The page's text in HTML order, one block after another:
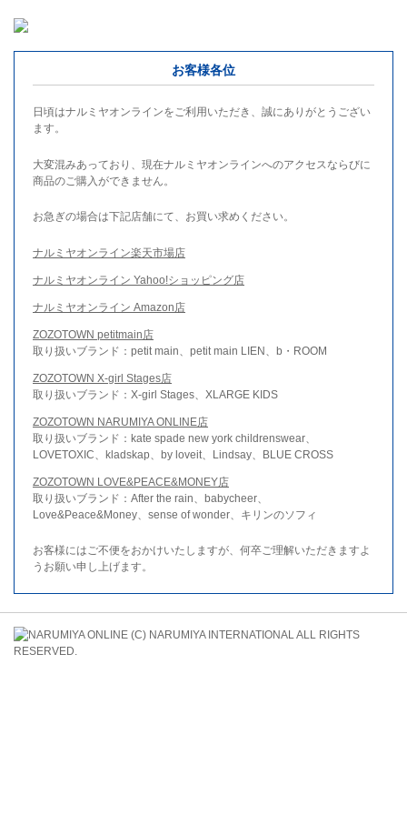
お客様各位
日頃はナルミヤオンラインをご利用いただき、誠にありがとうござい
ます。
大変混みあっており、現在ナルミヤオンラインへのアクセスならびに
商品のご購入ができません。
お急ぎの場合は下記店舗にて、お買い求めください。
ナルミヤオンライン楽天市場店
ナルミヤオンライン Yahoo!ショッピング店
ナルミヤオンライン Amazon店
ZOZOTOWN petitmain店
取り扱いブランド：petit main、petit main LIEN、b・ROOM
ZOZOTOWN X-girl Stages店
取り扱いブランド：X-girl Stages、XLARGE KIDS
ZOZOTOWN NARUMIYA ONLINE店
取り扱いブランド：kate spade new york childrenswear、
LOVETOXIC、kladskap、by loveit、Lindsay、BLUE CROSS
ZOZOTOWN LOVE&PEACE&MONEY店
取り扱いブランド：After the rain、babycheer、
Love&Peace&Money、sense of wonder、キリンのソフィ
お客様にはご不便をおかけいたしますが、何卒ご理解いただきますよ
うお願い申し上げます。